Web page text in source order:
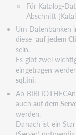
Für Katalog-
Abschnitt
Um Datenbanken
diese auf jedem
sein.
Es gibt zwei
eingetragen
sql.ini.
Ab
auch auf dem
werden.
Danach ist ein